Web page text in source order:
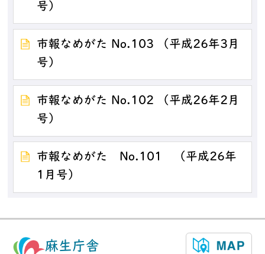
号）
市報なめがた No.103 （平成26年3月
号）
市報なめがた No.102 （平成26年2月
号）
市報なめがた No.101 （平成26年
1月号）
麻生庁舎